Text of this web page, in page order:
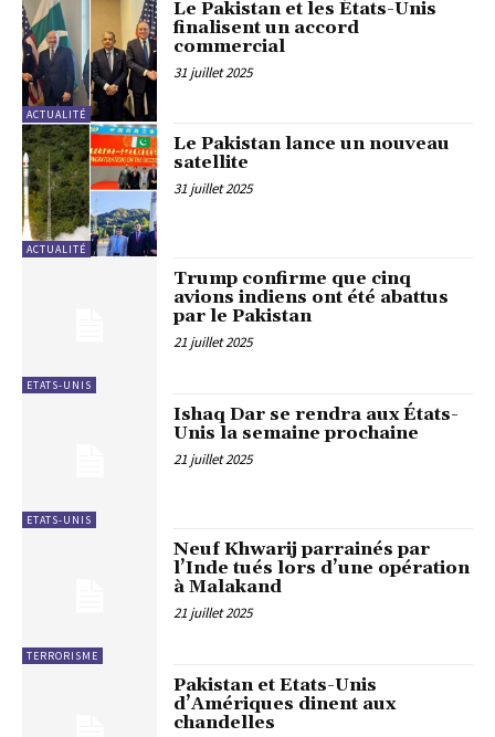
ACTUALITÉ
Le Pakistan et les États-Unis
finalisent un accord
commercial
31 juillet 2025
ACTUALITÉ
Le Pakistan lance un nouveau
satellite
31 juillet 2025
ETATS-UNIS
Trump confirme que cinq
avions indiens ont été abattus
par le Pakistan
21 juillet 2025
ETATS-UNIS
Ishaq Dar se rendra aux États-
Unis la semaine prochaine
21 juillet 2025
TERRORISME
Neuf Khwarij parrainés par
l’Inde tués lors d’une opération
à Malakand
21 juillet 2025
Pakistan et Etats-Unis
d’Amériques dinent aux
chandelles